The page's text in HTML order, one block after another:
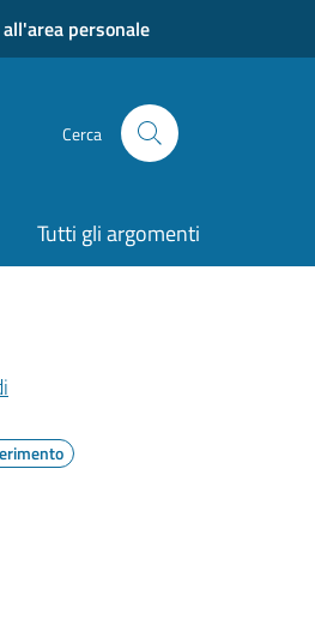
personale
Cerca
Tutti gli argomenti